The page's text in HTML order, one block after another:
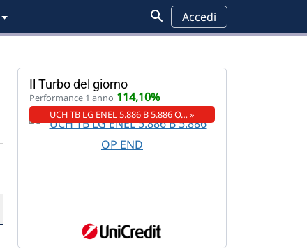
Accedi
Il Turbo del giorno
Performance 1 anno 114,10%
UCH TB LG ENEL 5.886 B 5.886 O… »